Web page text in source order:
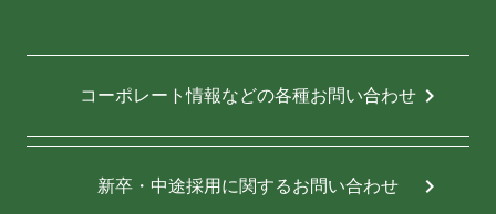
コーポレート情報などの各種お問い合わせ chevron_right
新卒・中途採用に関するお問い合わせ chevron_right